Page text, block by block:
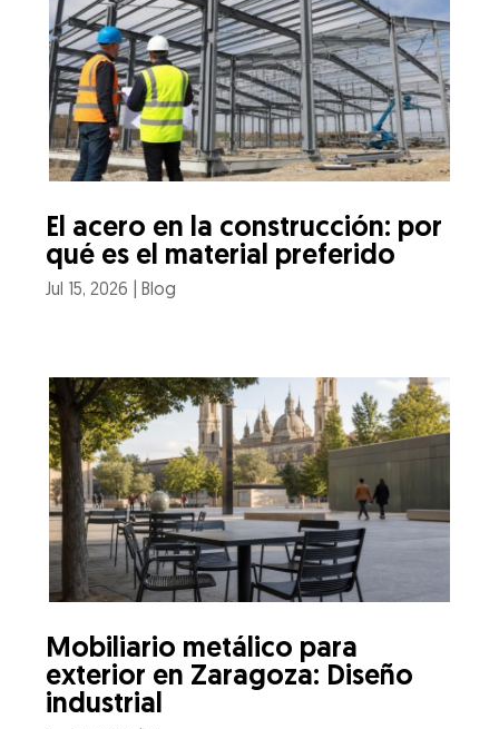
El acero en la construcción: por
qué es el material preferido
Jul 15, 2026 |Blog
Mobiliario metálico para
exterior en Zaragoza: Diseño
industrial